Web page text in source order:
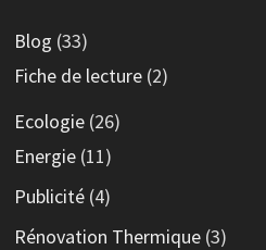
Blog (33)
Fiche de lecture (2)
Ecologie (26)
Energie (11)
Publicité (4)
Rénovation Thermique (3)